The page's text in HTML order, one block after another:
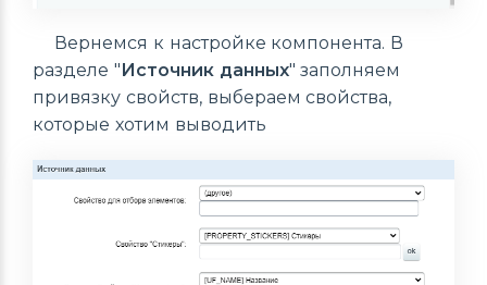
Вернемся к настройке компонента. В
разделе " Источник данных" заполняем
привязку свойств, выбераем свойства,
которые хотим выводить